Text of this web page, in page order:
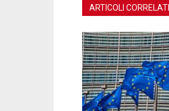
ARTICOLI CORRELATI